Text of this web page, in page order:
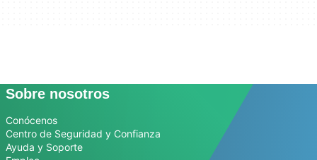
Sobre nosotros
Conócenos
Centro de Seguridad y Confianza
Ayuda y Soporte